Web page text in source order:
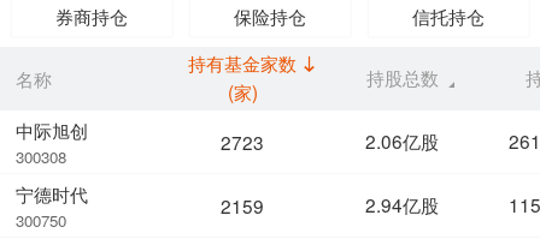
券商持仓 保险持仓 信托持仓
名称
中际旭创
300308
宁德时代
300750
持有基金家数
(家)
持股总数
2723 2.06亿股
2159 2.94亿股